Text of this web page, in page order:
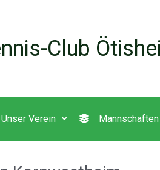
Club
Unser Verein Mannschaften